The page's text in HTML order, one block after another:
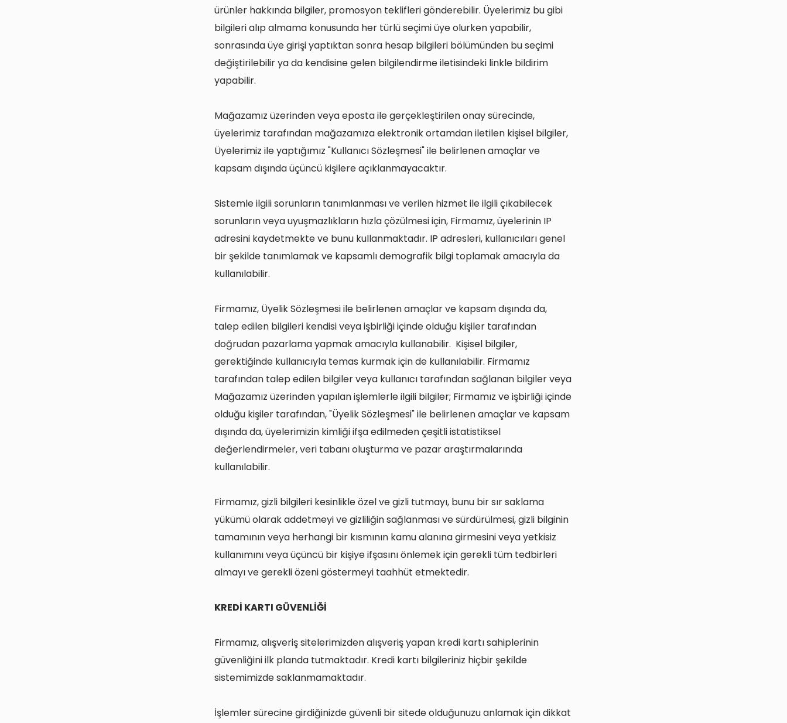
ürünler hakkında bilgiler, promosyon teklifleri gönderebilir. Üyelerimiz bu gibi
bilgileri alıp almama konusunda her türlü seçimi üye olurken yapabilir,
sonrasında üye girişi yaptıktan sonra hesap bilgileri bölümünden bu seçimi
değiştirilebilir ya da kendisine gelen bilgilendirme iletisindeki linkle bildirim
yapabilir.
Mağazamız üzerinden veya eposta ile gerçekleştirilen onay sürecinde,
üyelerimiz tarafından mağazamıza elektronik ortamdan iletilen kişisel bilgiler,
Üyelerimiz ile yaptığımız "Kullanıcı Sözleşmesi" ile belirlenen amaçlar ve
kapsam dışında üçüncü kişilere açıklanmayacaktır.
Sistemle ilgili sorunların tanımlanması ve verilen hizmet ile ilgili çıkabilecek
sorunların veya uyuşmazlıkların hızla çözülmesi için, Firmamız, üyelerinin IP
adresini kaydetmekte ve bunu kullanmaktadır. IP adresleri, kullanıcıları genel
bir şekilde tanımlamak ve kapsamlı demografik bilgi toplamak amacıyla da
kullanılabilir.
Firmamız, Üyelik Sözleşmesi ile belirlenen amaçlar ve kapsam dışında da,
talep edilen bilgileri kendisi veya işbirliği içinde olduğu kişiler tarafından
doğrudan pazarlama yapmak amacıyla kullanabilir. Kişisel bilgiler,
gerektiğinde kullanıcıyla temas kurmak için de kullanılabilir. Firmamız
tarafından talep edilen bilgiler veya kullanıcı tarafından sağlanan bilgiler veya
Mağazamız üzerinden yapılan işlemlerle ilgili bilgiler; Firmamız ve işbirliği içinde
olduğu kişiler tarafından, "Üyelik Sözleşmesi" ile belirlenen amaçlar ve kapsam
dışında da, üyelerimizin kimliği ifşa edilmeden çeşitli istatistiksel
değerlendirmeler, veri tabanı oluşturma ve pazar araştırmalarında
kullanılabilir.
Firmamız, gizli bilgileri kesinlikle özel ve gizli tutmayı, bunu bir sır saklama
yükümü olarak addetmeyi ve gizliliğin sağlanması ve sürdürülmesi, gizli bilginin
tamamının veya herhangi bir kısmının kamu alanına girmesini veya yetkisiz
kullanımını veya üçüncü bir kişiye ifşasını önlemek için gerekli tüm tedbirleri
almayı ve gerekli özeni göstermeyi taahhüt etmektedir.
KREDİ KARTI GÜVENLİĞİ
Firmamız, alışveriş sitelerimizden alışveriş yapan kredi kartı sahiplerinin
güvenliğini ilk planda tutmaktadır. Kredi kartı bilgileriniz hiçbir şekilde
sistemimizde saklanmamaktadır.
İşlemler sürecine girdiğinizde güvenli bir sitede olduğunuzu anlamak için dikkat